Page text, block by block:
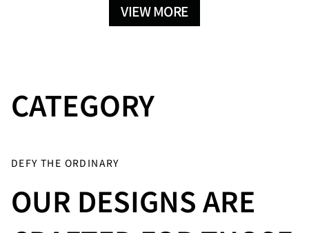
VIEW MORE
CATEGORY
T-SHIRT
SHORT PANTS
SET UP
FASHION
GOODS
WEAR
DEFY THE ORDINARY
OUR DESIGNS ARE